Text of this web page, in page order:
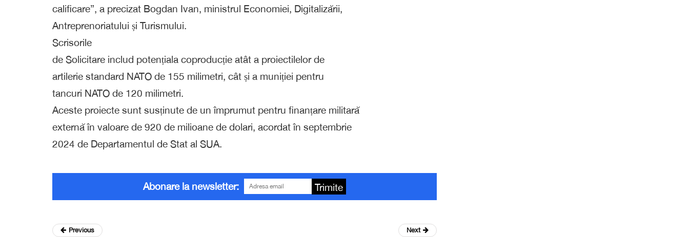
calificare”, a precizat Bogdan Ivan, ministrul Economiei, Digitalizării,
Antreprenoriatului și Turismului.
Scrisorile
de Solicitare includ potențiala coproducție atât a proiectilelor de
artilerie standard NATO de 155 milimetri, cât și a muniției pentru
tancuri NATO de 120 milimetri.
Aceste proiecte sunt susținute de un împrumut pentru finanțare militară
externă în valoare de 920 de milioane de dolari, acordat în septembrie
2024 de Departamentul de Stat al SUA.
Abonare la newsletter: Trimite
Previous Next